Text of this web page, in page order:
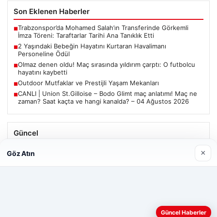
Son Eklenen Haberler
■Trabzonspor’da Mohamed Salah’ın Transferinde Görkemli
İmza Töreni: Taraftarlar Tarihi Ana Tanıklık Etti
■2 Yaşındaki Bebeğin Hayatını Kurtaran Havalimanı
Personeline Ödül
■Olmaz denen oldu! Maç sırasında yıldırım çarptı: O futbolcu
hayatını kaybetti
■Outdoor Mutfaklar ve Prestijli Yaşam Mekanları
■CANLI | Union St.Gilloise – Bodo Glimt maç anlatımı! Maç ne
zaman? Saat kaçta ve hangi kanalda? – 04 Ağustos 2026
Güncel
Trabzonspor’da Mohamed Salah’ın Transferinde Görkemli
İmza Töreni: Taraftarlar Tarihi Ana Tanıklık Etti
Web sitemizi nasıl kullandığınızı daha iyi anlayabilmek,
Göz Atın ×
Güncel Haberler